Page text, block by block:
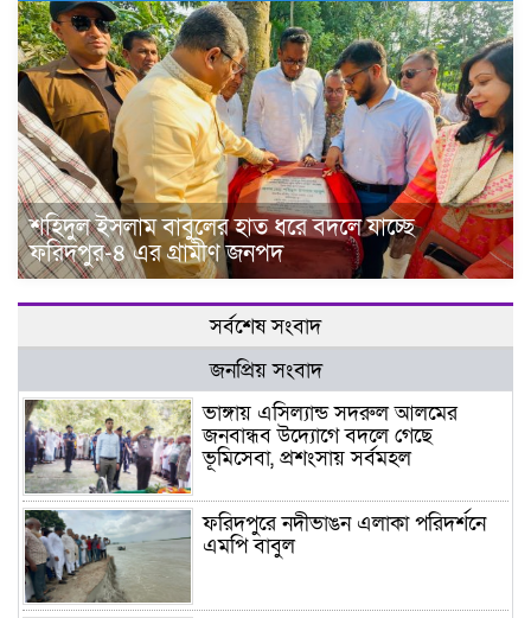
শহিদুল ইসলাম বাবুলের হাত ধরে বদলে যাচ্ছে
ফরিদপুর-৪ এর গ্রামীণ জনপদ
সর্বশেষ সংবাদ
জনপ্রিয় সংবাদ
ভাঙ্গায় এসিল্যান্ড সদরুল আলমের
জনবান্ধব উদ্যোগে বদলে গেছে
ভূমিসেবা, প্রশংসায় সর্বমহল
ফরিদপুরে নদীভাঙন এলাকা পরিদর্শনে
এমপি বাবুল